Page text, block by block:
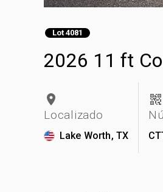
Lot 4081
2026 11 ft
Localizado
Lake Worth, TX